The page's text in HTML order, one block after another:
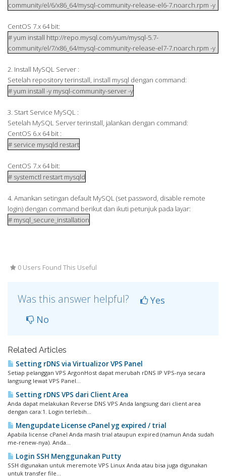
community/el/6/x86_64/mysql-community-release-el6-7.noarch.rpm -y
CentOS 7.x 64 bit:
# yum install http://repo.mysql.com/yum/mysql-5.7-
community/el/7/x86_64/mysql-community-release-el7-7.noarch.rpm -y
2. Install MySQL Server :
Setelah repository terinstall, install mysql dengan command:
# yum install -y mysql-community-server -y
3. Start Service MySQL :
Setelah MySQL Server terinstall, jalankan dengan command:
CentOS 6.x 64 bit :
# service mysqld restart
CentOS 7.x 64 bit:
# systemctl restart mysqld
4. Amankan setingan default MySQL (set password, disable remote
login) dengan command berikut dan ikuti petunjuk pada layar:
# mysql_secure_installation
0 Users Found This Useful
Was this answer helpful?
Yes
No
Related Articles
Setting rDNS via Virtualizor VPS Panel
Setiap pelanggan VPS ArgonHost dapat merubah rDNS IP VPS-nya secara
langsung lewat VPS Panel...
Setting rDNS VPS dari Client Area
Anda dapat melakukan Reverse DNS VPS Anda langsung dari client area
dengan cara:1. Login terlebih...
Mengupdate License cPanel yg expired / trial
Apabila license cPanel Anda masih trial ataupun expired (namun Anda sudah
me-renew-nya). Anda...
Login SSH Menggunakan Putty
SSH digunakan untuk meremote VPS Linux Anda atau bisa juga digunakan
untuk transfer file...